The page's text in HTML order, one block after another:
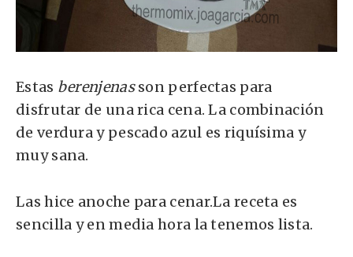
Estas berenjenasson perfectas para
disfrutar de una rica cena. La combinación
de verdura y pescado azul es riquísima y
muy sana.
Las hice anoche para cenar.La receta es
sencilla y en media hora la tenemos lista.